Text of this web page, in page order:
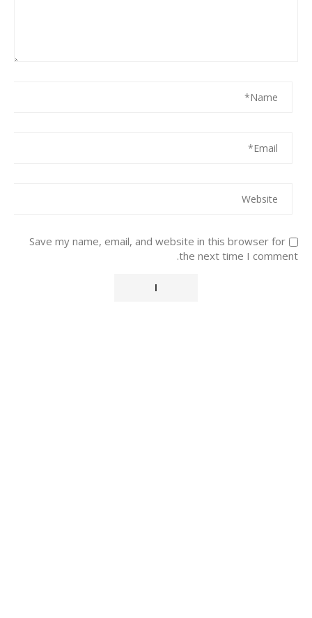
Save my name, email, and website in this browser for
the next time I comment.